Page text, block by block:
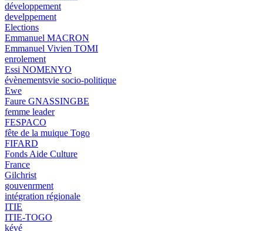
développement
develppement
Elections
Emmanuel MACRON
Emmanuel Vivien TOMI
enrolement
Essi NOMENYO
évènementsvie socio-politique
Ewe
Faure GNASSINGBE
femme leader
FESPACO
fête de la muique Togo
FIFARD
Fonds Aide Culture
France
Gilchrist
gouvenrment
intégration régionale
ITIE
ITIE-TOGO
kévé